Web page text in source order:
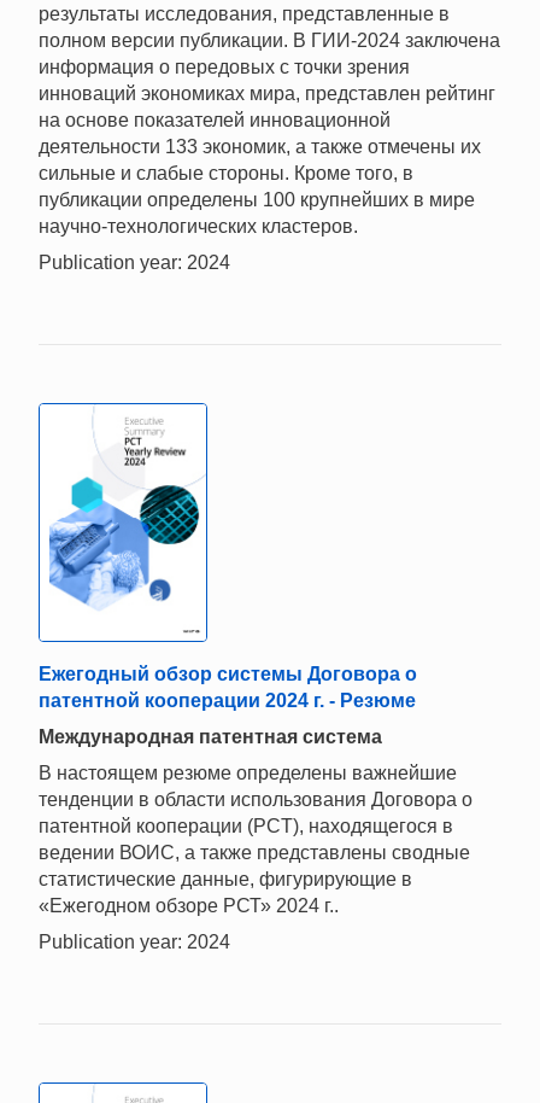
результаты исследования, представленные в
полном версии публикации. В ГИИ-2024 заключена
информация о передовых с точки зрения
инноваций экономиках мира, представлен рейтинг
на основе показателей инновационной
деятельности 133 экономик, а также отмечены их
сильные и слабые стороны. Кроме того, в
публикации определены 100 крупнейших в мире
научно-технологических кластеров.
Publication year: 2024
Ежегодный обзор системы Договора о
патентной кооперации 2024 г. - Резюме
Mеждународная патентная система
В настоящем резюме определены важнейшие
тенденции в области использования Договора о
патентной кооперации (PCT), находящегося в
ведении ВОИС, а также представлены сводные
статистические данные, фигурирующие в
«Ежегодном обзоре РСТ» 2024 г..
Publication year: 2024